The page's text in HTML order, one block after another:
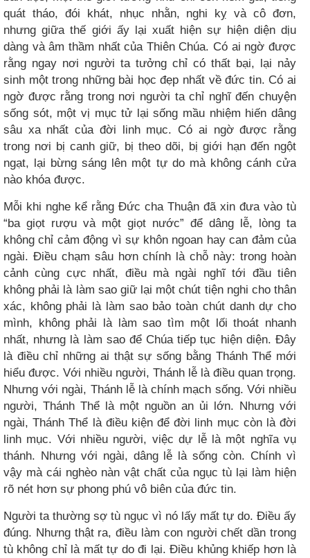
quát tháo, đói khát, nhục nhằn, nghi kỵ và cô đơn,
nhưng giữa thế giới ấy lại xuất hiện sự hiện diện dịu
dàng và âm thầm nhất của Thiên Chúa. Có ai ngờ được
rằng ngay nơi người ta tưởng chỉ có thất bại, lại nảy
sinh một trong những bài học đẹp nhất về đức tin. Có ai
ngờ được rằng trong nơi người ta chỉ nghĩ đến chuyện
sống sót, một vị mục tử lại sống mầu nhiệm hiến dâng
sâu xa nhất của đời linh mục. Có ai ngờ được rằng
trong nơi bị canh giữ, bị theo dõi, bị giới hạn đến ngột
ngạt, lại bừng sáng lên một tự do mà không cánh cửa
nào khóa được.
Mỗi khi nghe kể rằng Đức cha Thuận đã xin đưa vào tù
“ba giọt rượu và một giọt nước” để dâng lễ, lòng ta
không chỉ cảm động vì sự khôn ngoan hay can đảm của
ngài. Điều chạm sâu hơn chính là chỗ này: trong hoàn
cảnh cùng cực nhất, điều mà ngài nghĩ tới đầu tiên
không phải là làm sao giữ lại một chút tiện nghi cho thân
xác, không phải là làm sao bảo toàn chút danh dự cho
mình, không phải là làm sao tìm một lối thoát nhanh
nhất, nhưng là làm sao để Chúa tiếp tục hiện diện. Đây
là điều chỉ những ai thật sự sống bằng Thánh Thể mới
hiểu được. Với nhiều người, Thánh lễ là điều quan trọng.
Nhưng với ngài, Thánh lễ là chính mạch sống. Với nhiều
người, Thánh Thể là một nguồn an ủi lớn. Nhưng với
ngài, Thánh Thể là điều kiện để đời linh mục còn là đời
linh mục. Với nhiều người, việc dự lễ là một nghĩa vụ
thánh. Nhưng với ngài, dâng lễ là sống còn. Chính vì
vậy mà cái nghèo nàn vật chất của ngục tù lại làm hiện
rõ nét hơn sự phong phú vô biên của đức tin.
Người ta thường sợ tù ngục vì nó lấy mất tự do. Điều ấy
đúng. Nhưng thật ra, điều làm con người chết dần trong
tù không chỉ là mất tự do đi lại. Điều khủng khiếp hơn là